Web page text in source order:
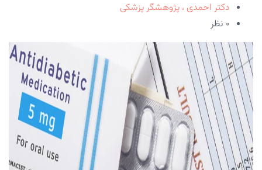
دکتر احمدی ، پژوهشگر پزشکی
۰ نظر